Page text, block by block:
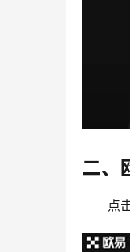
二、
点